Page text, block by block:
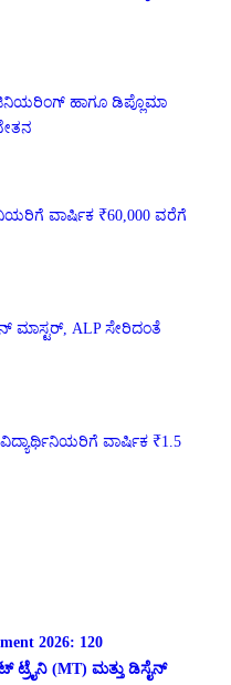
ಹಾಗೂ ಡಿಪ್ಲೊಮಾ
ವಾರ್ಷಿಕ ₹60,000 ವರೆಗೆ
ಮಾಸ್ಟರ್, ALP ಸೇರಿದಂತೆ
ವಿದ್ಯಾರ್ಥಿನಿಯರಿಗೆ ವಾರ್ಷಿಕ ₹1.5
2026: 120
(MT) ಮತ್ತು ಡಿಸೈನ್